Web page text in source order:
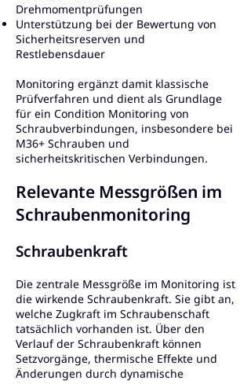
Drehmomentprüfungen
Unterstützung bei der Bewertung von
Sicherheitsreserven und
Restlebensdauer
Monitoring ergänzt damit klassische
Prüfverfahren und dient als Grundlage
für ein Condition Monitoring von
Schraubverbindungen, insbesondere bei
M36+ Schrauben und
sicherheitskritischen Verbindungen.
Relevante Messgrößen im
Schraubenmonitoring
Schraubenkraft
Die zentrale Messgröße im Monitoring ist
die wirkende Schraubenkraft. Sie gibt an,
welche Zugkraft im Schraubenschaft
tatsächlich vorhanden ist. Über den
Verlauf der Schraubenkraft können
Setzvorgänge, thermische Effekte und
Änderungen durch dynamische